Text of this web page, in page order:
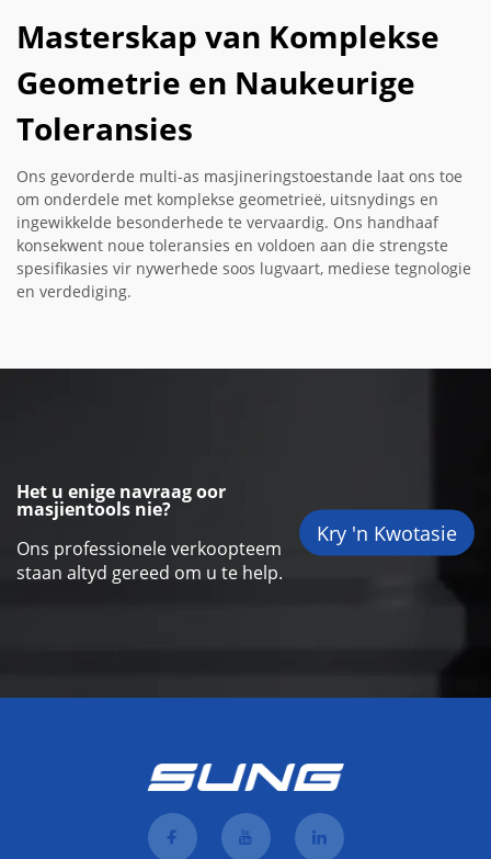
Masterskap van Komplekse
Geometrie en Naukeurige
Toleransies
Ons gevorderde multi-as masjineringstoestande laat ons toe
om onderdele met komplekse geometrieë, uitsnydings en
ingewikkelde besonderhede te vervaardig. Ons handhaaf
konsekwent noue toleransies en voldoen aan die strengste
spesifikasies vir nywerhede soos lugvaart, mediese tegnologie
en verdediging.
Het u enige navraag oor
masjientools nie?
Ons professionele verkoopteem
staan altyd gereed om u te help.
Kry 'n Kwotasie